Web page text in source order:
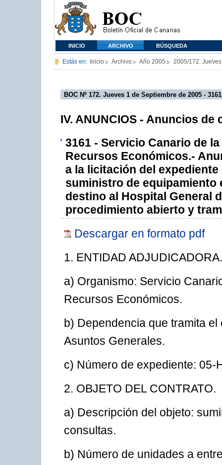
INICIO ARCHIVO BÚSQUEDA
Estás en: Inicio Archivo Año 2005 2005/172.
BOC Nº 172. Jueves 1 de Septiembre de 2005 - 3161
IV. ANUNCIOS - Anuncios
3161 - Servicio Canario de
Recursos Económicos.-
a la licitación del expediente
suministro de
destino al Hospital General
procedimiento abierto y
Descargar en formato pdf
1. ENTIDAD ADJUDICADORA.
a) Organismo: Servicio
Recursos Económicos.
b) Dependencia que tramita
Asuntos Generales.
c) Número de expediente: 05-
2. OBJETO DEL CONTRATO.
a) Descripción del objeto:
consultas.
b) Número de unidades a